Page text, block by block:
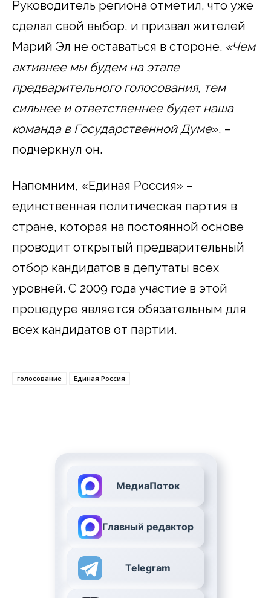
Руководитель региона отметил, что уже
сделал свой выбор, и призвал жителей
Марий Эл не оставаться в стороне. «Чем
активнее мы будем на этапе
предварительного голосования, тем
сильнее и ответственнее будет наша
команда в Государственной Думе», –
подчеркнул он.
Напомним, «Единая Россия» –
единственная политическая партия в
стране, которая на постоянной основе
проводит открытый предварительный
отбор кандидатов в депутаты всех
уровней. С 2009 года участие в этой
процедуре является обязательным для
всех кандидатов от партии.
голосование Единая Россия
МедиаПоток
Главный редактор
Telegram